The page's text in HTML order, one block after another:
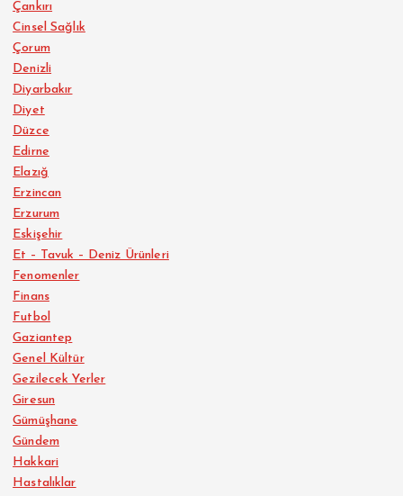
Çankırı
Cinsel Sağlık
Çorum
Denizli
Diyarbakır
Diyet
Düzce
Edirne
Elazığ
Erzincan
Erzurum
Eskişehir
Et – Tavuk – Deniz Ürünleri
Fenomenler
Finans
Futbol
Gaziantep
Genel Kültür
Gezilecek Yerler
Giresun
Gümüşhane
Gündem
Hakkari
Hastalıklar